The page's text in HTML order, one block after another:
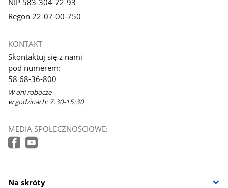
NIP 583-304-72-93
Regon 22-07-00-750
KONTAKT
Skontaktuj się z nami
pod numerem:
58 68-36-800
W dni robocze
w godzinach: 7:30-15:30
MEDIA SPOŁECZNOŚCIOWE:
Na skróty